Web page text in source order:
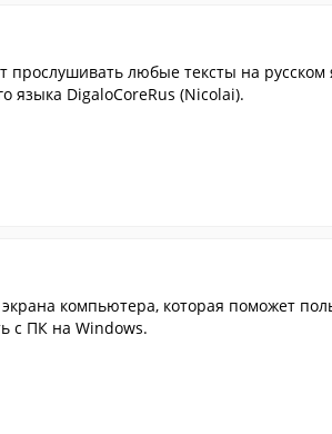
прослушивать любые тексты на
языка DigaloCoreRus (Nicolai).
компьютера, которая поможет
с ПК на Windows.